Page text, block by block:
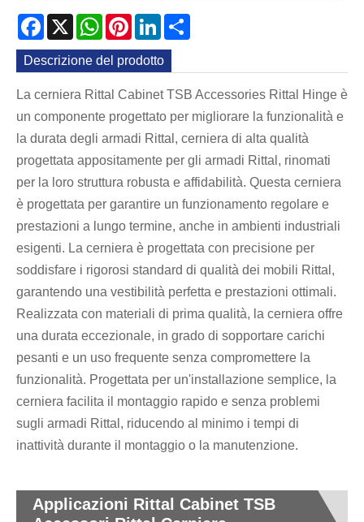
Facebook
X WhatsApp
PinterestLinkedIn
Descrizione del prodotto
La cerniera Rittal Cabinet TSB Accessories Rittal Hinge è
un componente progettato per migliorare la funzionalità e
la durata degli armadi Rittal, cerniera di alta qualità
progettata appositamente per gli armadi Rittal, rinomati
per la loro struttura robusta e affidabilità. Questa cerniera
è progettata per garantire un funzionamento regolare e
prestazioni a lungo termine, anche in ambienti industriali
esigenti. La cerniera è progettata con precisione per
soddisfare i rigorosi standard di qualità dei mobili Rittal,
garantendo una vestibilità perfetta e prestazioni ottimali.
Realizzata con materiali di prima qualità, la cerniera offre
una durata eccezionale, in grado di sopportare carichi
pesanti e un uso frequente senza compromettere la
funzionalità. Progettata per un'installazione semplice, la
cerniera facilita il montaggio rapido e senza problemi
sugli armadi Rittal, riducendo al minimo i tempi di
inattività durante il montaggio o la manutenzione.
Applicazioni Rittal Cabinet TSB